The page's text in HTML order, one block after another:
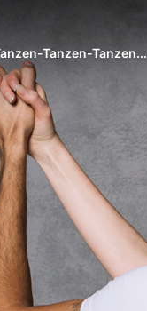
Tanzen-Tanzen...